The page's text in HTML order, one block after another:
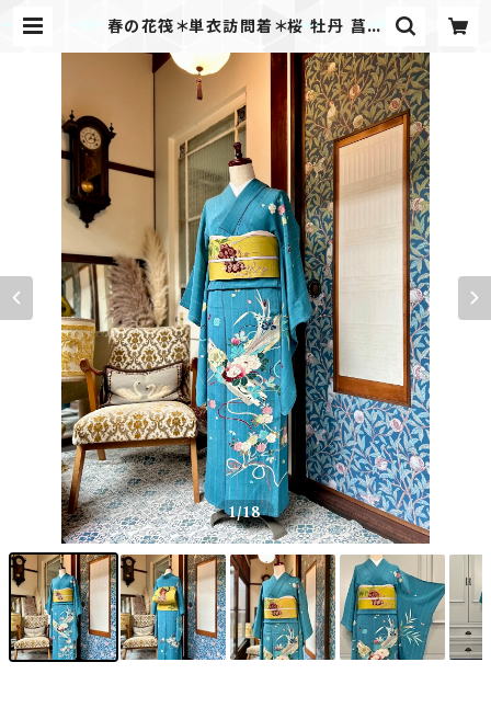
春の花筏＊単衣訪問着＊桜 牡丹 菖蒲
ーク訪問着 A638 | kimono tent
1/18